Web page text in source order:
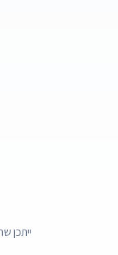
ייתכן